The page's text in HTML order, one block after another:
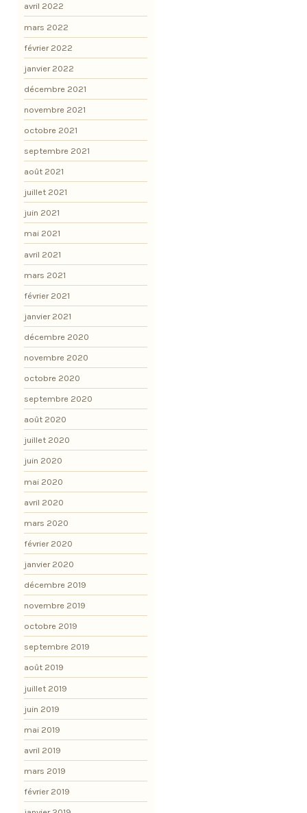
avril 2022
mars 2022
février 2022
janvier 2022
décembre 2021
novembre 2021
octobre 2021
septembre 2021
août 2021
juillet 2021
juin 2021
mai 2021
avril 2021
mars 2021
février 2021
janvier 2021
décembre 2020
novembre 2020
octobre 2020
septembre 2020
août 2020
juillet 2020
juin 2020
mai 2020
avril 2020
mars 2020
février 2020
janvier 2020
décembre 2019
novembre 2019
octobre 2019
septembre 2019
août 2019
juillet 2019
juin 2019
mai 2019
avril 2019
mars 2019
février 2019